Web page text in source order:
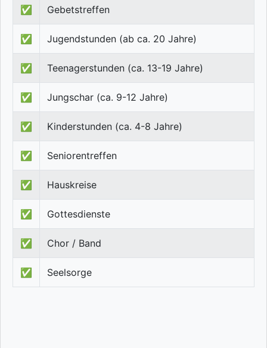
✅ Gebetstreffen
✅ Jugendstunden (ab ca. 20 Jahre)
✅ Teenagerstunden (ca. 13-19 Jahre)
✅ Jungschar (ca. 9-12 Jahre)
✅ Kinderstunden (ca. 4-8 Jahre)
✅ Seniorentreffen
✅ Hauskreise
✅ Gottesdienste
✅ Chor / Band
✅ Seelsorge